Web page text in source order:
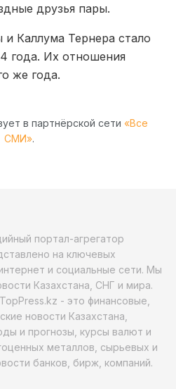
друзья пары.
Каллума Тернера стало
года. Их отношения
же года.
в партнёрской сети «Все
СМИ».
портал-агрегатор
на ключевых
и социальные сети. Мы
Казахстана, СНГ и мира.
- это финансовые,
новости Казахстана,
и прогнозы, курсы валют и
металлов, сырьевых и
банков, бирж, компаний.